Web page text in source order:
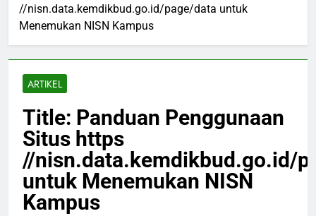
//nisn.data.kemdikbud.go.id/page/data untuk
Menemukan NISN Kampus
ARTIKEL
Title: Panduan Penggunaan
Situs https
//nisn.data.kemdikbud.go.id/
untuk Menemukan NISN
Kampus